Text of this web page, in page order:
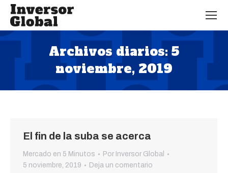
Archivos diarios: 5
noviembre, 2019
Estás aquí:
El fin de la suba se acerca
Mercado en 5 Minutos Por Inversor Global
5 noviembre, 2019
Deja un comentario